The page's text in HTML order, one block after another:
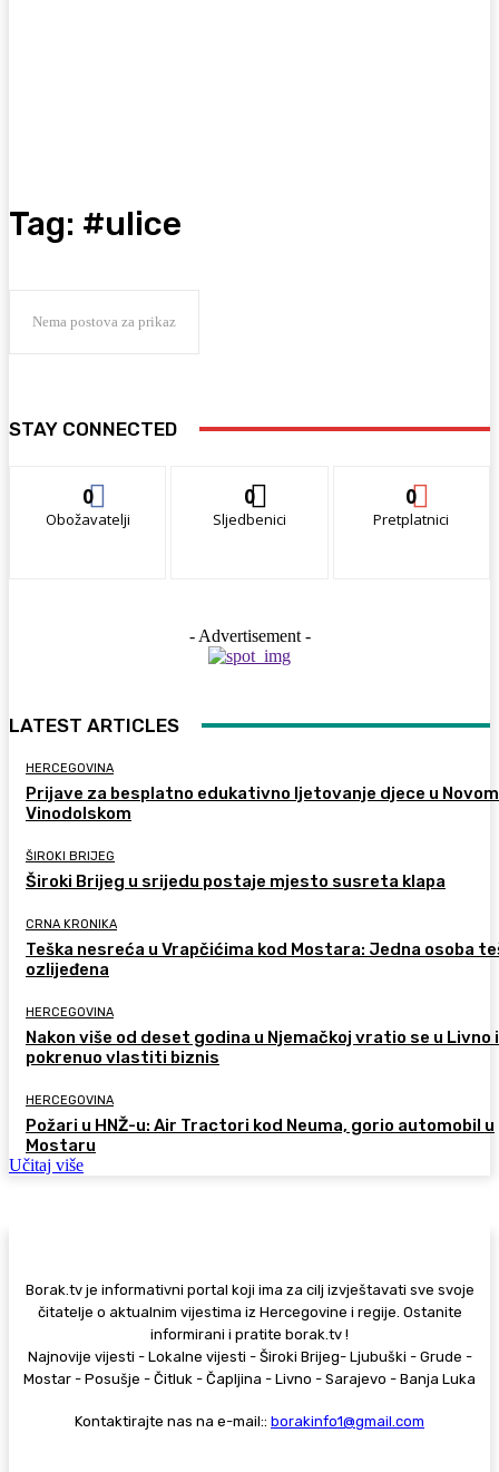
Tag: #ulice
Nema postova za prikaz
STAY CONNECTED
0
Obožavatelji
0
Sljedbenici
0
Pretplatnici
- Advertisement -
LATEST ARTICLES
HERCEGOVINA
Prijave za besplatno edukativno ljetovanje djece u Novom
Vinodolskom
ŠIROKI BRIJEG
Široki Brijeg u srijedu postaje mjesto susreta klapa
CRNA KRONIKA
Teška nesreća u Vrapčićima kod Mostara: Jedna osoba
ozlijeđena
HERCEGOVINA
Nakon više od deset godina u Njemačkoj vratio se u Livno i
pokrenuo vlastiti biznis
HERCEGOVINA
Požari u HNŽ-u: Air Tractori kod Neuma, gorio automobil u
Mostaru
Učitaj više
Borak.tv je informativni portal koji ima za cilj izvještavati sve svoje
čitatelje o aktualnim vijestima iz Hercegovine i regije. Ostanite
informirani i pratite borak.tv !
Najnovije vijesti - Lokalne vijesti - Široki Brijeg- Ljubuški - Grude -
Mostar - Posušje - Čitluk - Čapljina - Livno - Sarajevo - Banja Luka
Kontaktirajte nas na e-mail:: borakinfo1@gmail.com